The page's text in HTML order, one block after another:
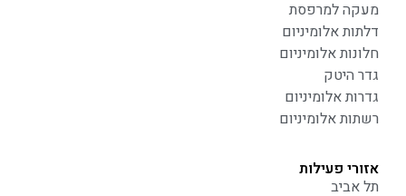
מעקה למרפסת
דלתות אלומיניום
חלונות אלומיניום
גדר היטק
גדרות אלומיניום
רשתות אלומיניום
אזורי פעילות
תל אביב